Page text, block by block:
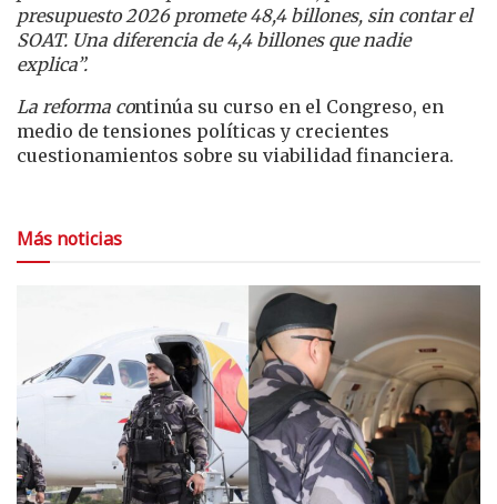
presupuesto 2026 promete 48,4 billones, sin contar el
SOAT. Una diferencia de 4,4 billones que nadie
explica”.
La reforma continúa su curso en el Congreso, en
medio de tensiones políticas y crecientes
cuestionamientos sobre su viabilidad financiera.
Más noticias